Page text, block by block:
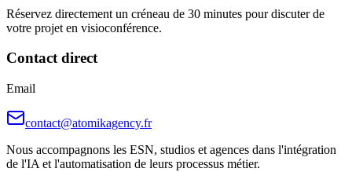
Réservez directement un créneau de 30 minutes pour discuter de
votre projet en visioconférence.
Contact direct
Email
contact@atomikagency.fr
Nous accompagnons les ESN, studios et agences dans l'intégration
de l'IA et l'automatisation de leurs processus métier.